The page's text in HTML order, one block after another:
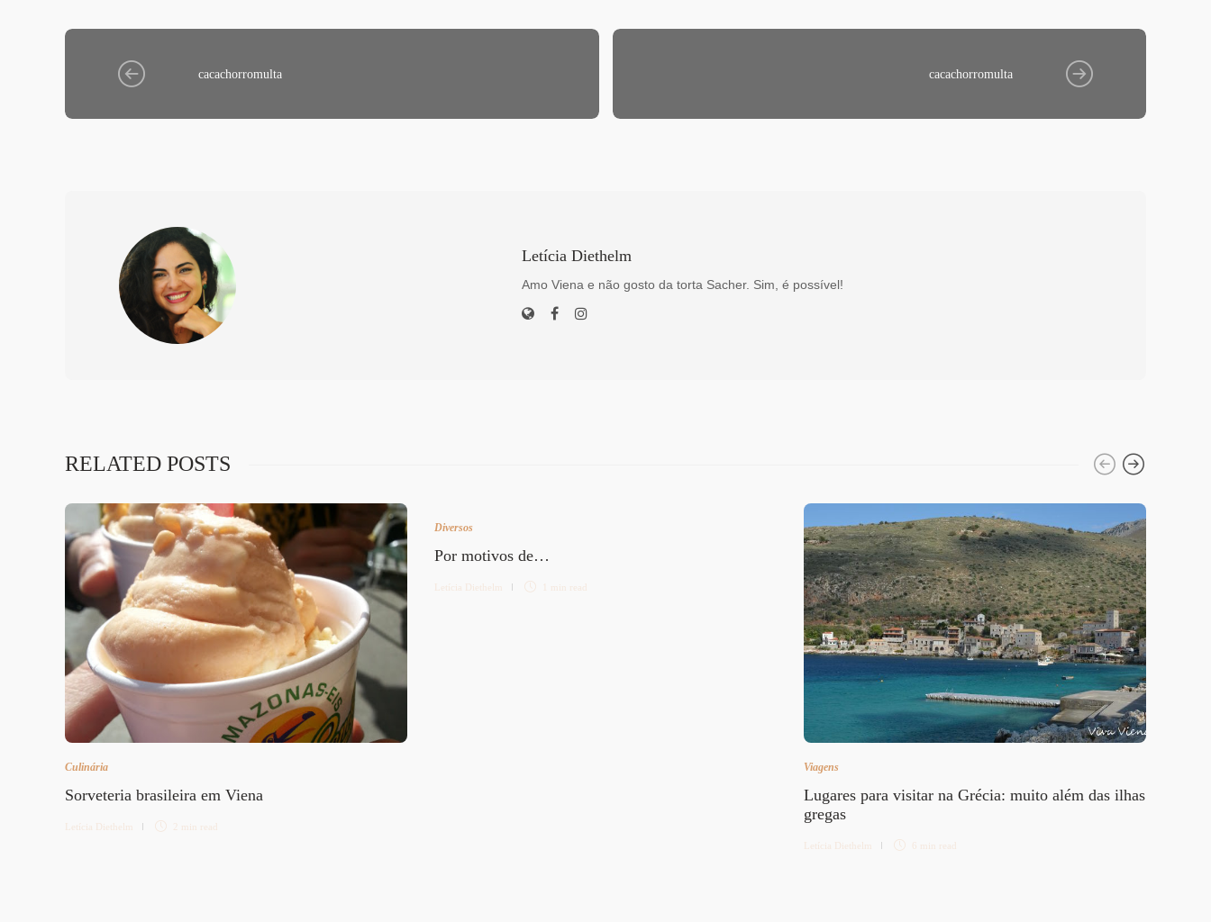
cacachorromulta cacachorromulta
Letícia Diethelm
Amo Viena e não gosto da torta Sacher. Sim, é possível!
RELATED POSTS
Culinária
Sorveteria brasileira em Viena
Letícia Diethelm 2 min read
Diversos
Por motivos de…
Letícia Diethelm 1 min read
Viagens
Lugares para visitar na Grécia: muito além das ilhas
gregas
Letícia Diethelm 6 min read